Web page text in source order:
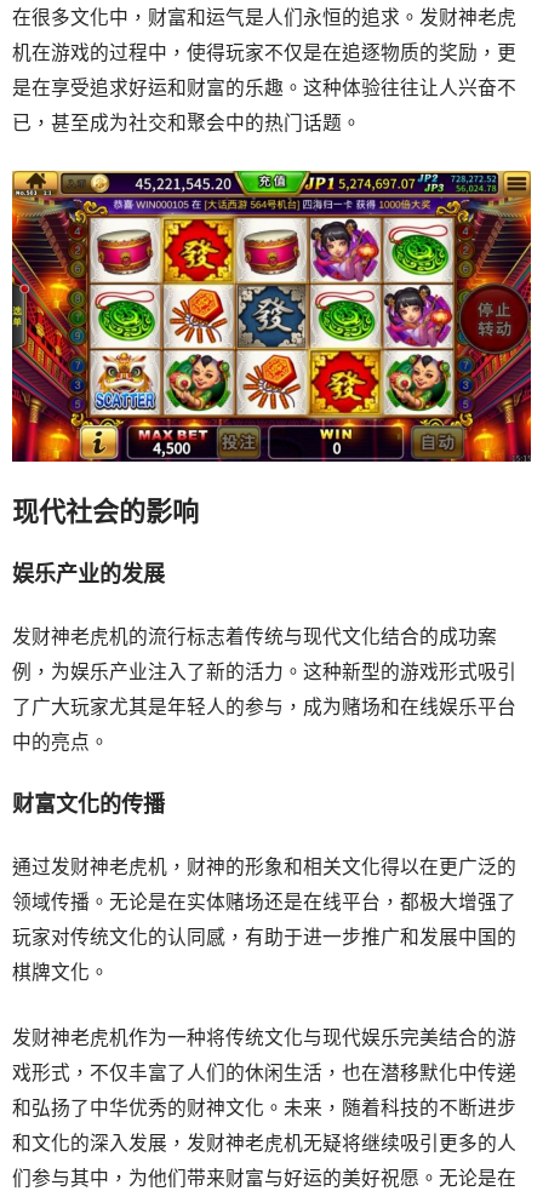
在很多文化中，财富和运气是人们永恒的追求。发财神老虎
机在游戏的过程中，使得玩家不仅是在追逐物质的奖励，更
是在享受追求好运和财富的乐趣。这种体验往往让人兴奋不
已，甚至成为社交和聚会中的热门话题。
现代社会的影响
娱乐产业的发展
发财神老虎机的流行标志着传统与现代文化结合的成功案
例，为娱乐产业注入了新的活力。这种新型的游戏形式吸引
了广大玩家尤其是年轻人的参与，成为赌场和在线娱乐平台
中的亮点。
财富文化的传播
通过发财神老虎机，财神的形象和相关文化得以在更广泛的
领域传播。无论是在实体赌场还是在线平台，都极大增强了
玩家对传统文化的认同感，有助于进一步推广和发展中国的
棋牌文化。
发财神老虎机作为一种将传统文化与现代娱乐完美结合的游
戏形式，不仅丰富了人们的休闲生活，也在潜移默化中传递
和弘扬了中华优秀的财神文化。未来，随着科技的不断进步
和文化的深入发展，发财神老虎机无疑将继续吸引更多的人
们参与其中，为他们带来财富与好运的美好祝愿。无论是在